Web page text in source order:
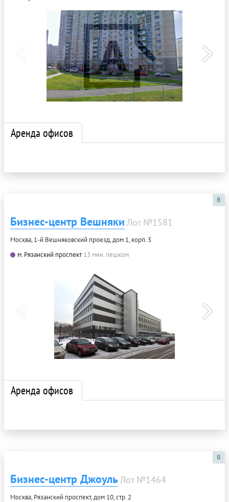
Аренда офисов
B
Бизнес-центр Вешняки Лот №1581
Москва, 1-й Вешняковский проезд, дом 1, корп. 3
м. Рязанский проспект 13 мин. пешком
Аренда офисов
B
Бизнес-центр ДжоульЛот №1464
Москва, Рязанский проспект, дом 10, стр. 2